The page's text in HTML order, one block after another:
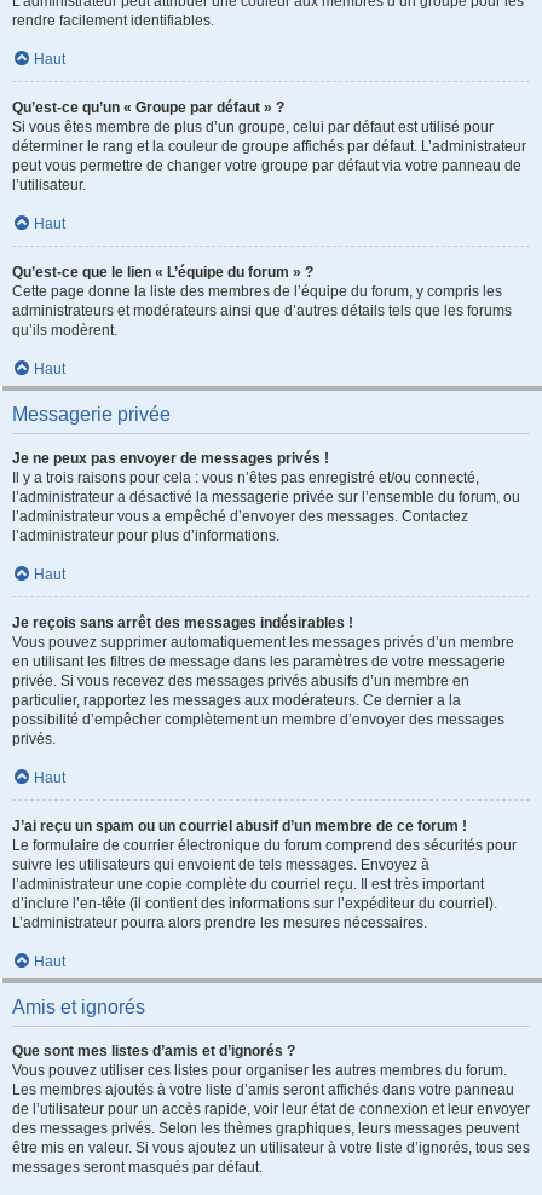
rendre facilement identifiables.
Haut
Qu’est-ce qu’un « Groupe par défaut » ?
Si vous êtes membre de plus d’un groupe, celui par défaut est utilisé pour
déterminer le rang et la couleur de groupe affichés par défaut. L’administrateur
peut vous permettre de changer votre groupe par défaut via votre panneau de
l’utilisateur.
Haut
Qu’est-ce que le lien « L’équipe du forum » ?
Cette page donne la liste des membres de l’équipe du forum, y compris les
administrateurs et modérateurs ainsi que d’autres détails tels que les forums
qu’ils modèrent.
Haut
Messagerie privée
Je ne peux pas envoyer de messages privés !
Il y a trois raisons pour cela : vous n’êtes pas enregistré et/ou connecté,
l’administrateur a désactivé la messagerie privée sur l’ensemble du forum, ou
l’administrateur vous a empêché d’envoyer des messages. Contactez
l’administrateur pour plus d’informations.
Haut
Je reçois sans arrêt des messages indésirables !
Vous pouvez supprimer automatiquement les messages privés d’un membre
en utilisant les filtres de message dans les paramètres de votre messagerie
privée. Si vous recevez des messages privés abusifs d’un membre en
particulier, rapportez les messages aux modérateurs. Ce dernier a la
possibilité d’empêcher complètement un membre d’envoyer des messages
privés.
Haut
J’ai reçu un spam ou un courriel abusif d’un membre de ce forum !
Le formulaire de courrier électronique du forum comprend des sécurités pour
suivre les utilisateurs qui envoient de tels messages. Envoyez à
l’administrateur une copie complète du courriel reçu. Il est très important
d’inclure l’en-tête (il contient des informations sur l’expéditeur du courriel).
L’administrateur pourra alors prendre les mesures nécessaires.
Haut
Amis et ignorés
Que sont mes listes d’amis et d’ignorés ?
Vous pouvez utiliser ces listes pour organiser les autres membres du forum.
Les membres ajoutés à votre liste d’amis seront affichés dans votre panneau
de l’utilisateur pour un accès rapide, voir leur état de connexion et leur envoyer
des messages privés. Selon les thèmes graphiques, leurs messages peuvent
être mis en valeur. Si vous ajoutez un utilisateur à votre liste d’ignorés, tous ses
messages seront masqués par défaut.